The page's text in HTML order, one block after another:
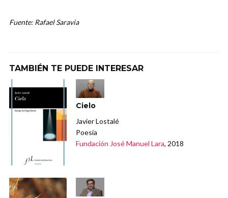
Fuente: Rafael Saravia
TAMBIÉN TE PUEDE INTERESAR
Cielo
Javier Lostalé
Poesía
Fundación José Manuel Lara, 2018